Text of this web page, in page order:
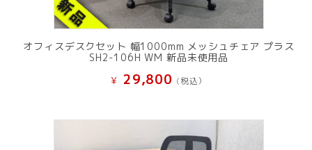
オフィスデスクセット 幅1000mm メッシュチェア プラス
SH2-106H WM 新品未使用品
¥ 29,800 (税込）